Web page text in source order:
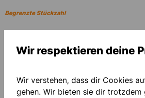
Begrenzte Stückzahl
XXL 3XL
Wir respektieren deine
Wir verstehen, dass dir Cookies
gehen. Wir bieten sie dir trotzdem